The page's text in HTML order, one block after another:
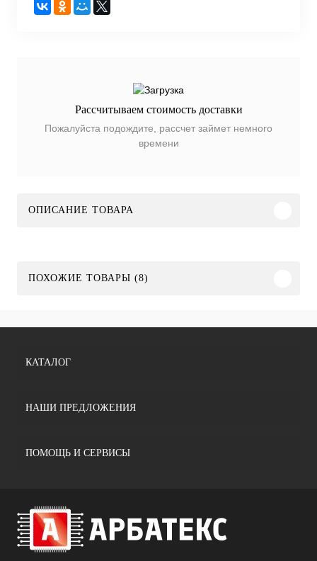
Рассчитываем стоимость доставки
Пожалуйста подождите, рассчет займет немного
времени
ОПИСАНИЕ ТОВАРА
ПОХОЖИЕ ТОВАРЫ (8)
КАТАЛОГ
НАШИ ПРЕДЛОЖЕНИЯ
ПОМОЩЬ И СЕРВИСЫ